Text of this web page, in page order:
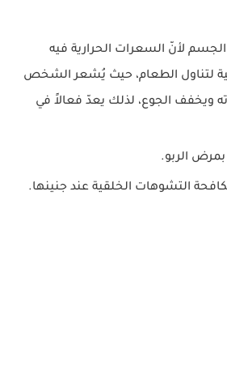
لأنّ السعرات الحرارية فيه
لتناول الطعام، حيث يُشعر الشخص
ويخفف الجوع، لذلك يعدّ فعالاً في
بمرض الربو.
التشوهات الخلقية عند جنينها.